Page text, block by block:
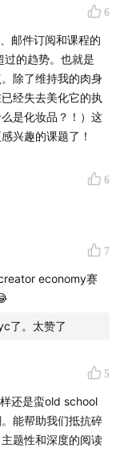
6
邮件订阅和课程的
的趋势。也就是
除了维持我的肉身
经失去美化它的执
是化妆品？！）这
兴趣的课题了！
6
7
economy赛
了。太赞了
5
还是蛮old school
能帮助我们抵抗碎
题性和深度的阅读